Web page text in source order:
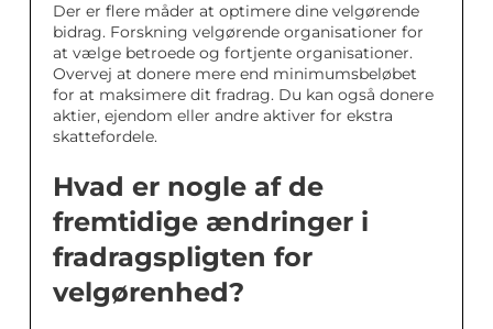
Der er flere måder at optimere dine velgørende
bidrag. Forskning velgørende organisationer for
at vælge betroede og fortjente organisationer.
Overvej at donere mere end minimumsbeløbet
for at maksimere dit fradrag. Du kan også donere
aktier, ejendom eller andre aktiver for ekstra
skattefordele.
Hvad er nogle af de
fremtidige ændringer i
fradragspligten for
velgørenhed?